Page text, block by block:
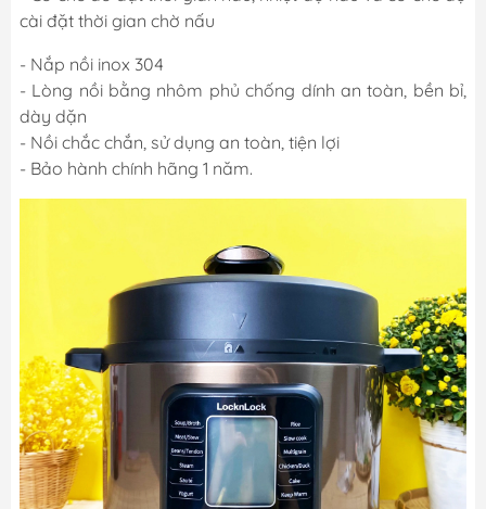
cài đặt thời gian chờ nấu
- Nắp nồi inox 304
- Lòng nồi bằng nhôm phủ chống dính an toàn, bền bỉ,
dày dặn
- Nồi chắc chắn, sử dụng an toàn, tiện lợi
- Bảo hành chính hãng 1 năm.